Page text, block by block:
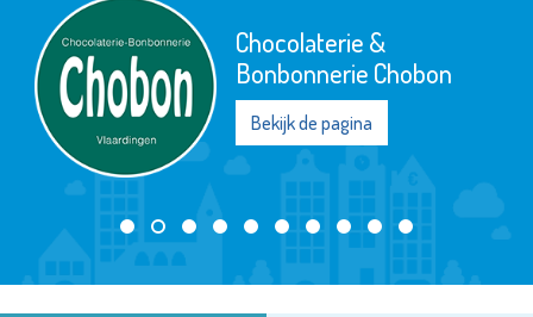
Chocolaterie &
Bonbonnerie Chobon
Bekijk de pagina